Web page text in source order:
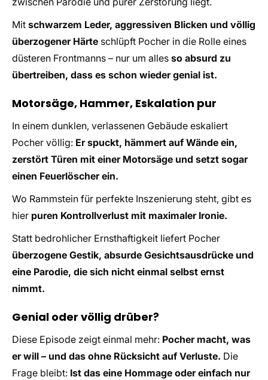
Mit schwarzem Leder, aggressiven Blicken und völlig
überzogener Härte schlüpft Pocher in die Rolle eines
düsteren Frontmanns – nur um alles so absurd zu
übertreiben, dass es schon wieder genial ist.
Motorsäge, Hammer, Eskalation pur
In einem dunklen, verlassenen Gebäude eskaliert
Pocher völlig: Er spuckt, hämmert auf Wände ein,
zerstört Türen mit einer Motorsäge und setzt sogar
einen Feuerlöscher ein.
Wo Rammstein für perfekte Inszenierung steht, gibt es
hier puren Kontrollverlust mit maximaler Ironie.
Statt bedrohlicher Ernsthaftigkeit liefert Pocher
überzogene Gestik, absurde Gesichtsausdrücke und
eine Parodie, die sich nicht einmal selbst ernst
nimmt.
Genial oder völlig drüber?
Diese Episode zeigt einmal mehr: Pocher macht, was
er will – und das ohne Rücksicht auf Verluste. Die
Frage bleibt: Ist das eine Hommage oder einfach nur